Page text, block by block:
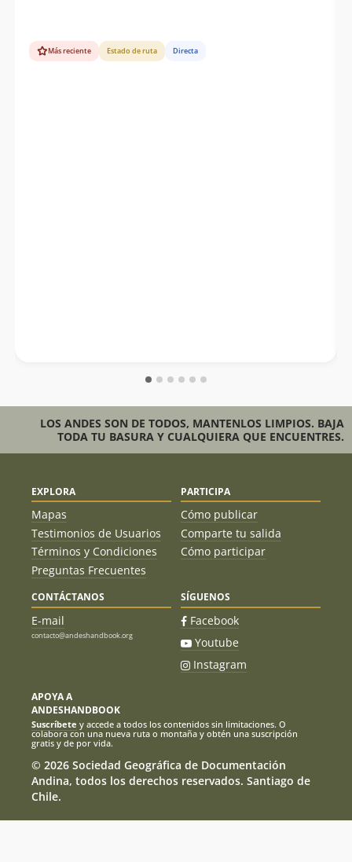
Más reciente Estado de ruta Directa
LOS ANDES SON DE TODOS, MANTENLOS LIMPIOS. BAJA
TODA TU BASURA Y CUALQUIERA QUE ENCUENTRES.
EXPLORA
Mapas
Testimonios de Usuarios
Términos y Condiciones
Preguntas Frecuentes
PARTICIPA
Cómo publicar
Comparte tu salida
Cómo participar
CONTÁCTANOS
E-mail
contacto@andeshandbook.org
SÍGUENOS
Facebook
Youtube
Instagram
APOYA A
ANDESHANDBOOK
Suscríbete y accede a todos los contenidos sin limitaciones. O
colabora con una nueva ruta o montaña y obtén una suscripción
gratis y de por vida.
© 2026 Sociedad Geográfica de Documentación
Andina, todos los derechos reservados. Santiago de
Chile.